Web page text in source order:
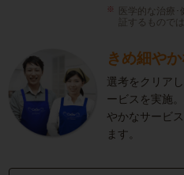
医学的な治療
証するもので
きめ細や
選考をクリア
ービスを実施
やかなサービ
ます。